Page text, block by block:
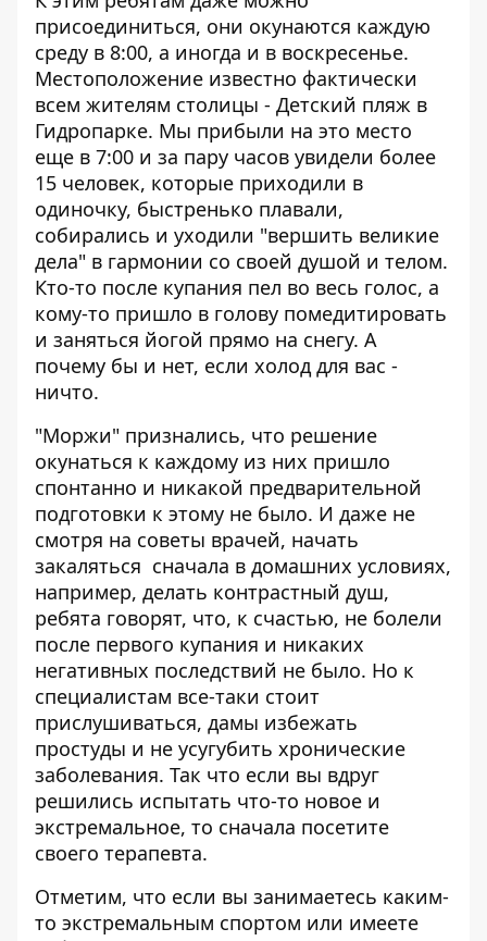
присоединиться, они окунаются каждую
среду в 8:00, а иногда и в воскресенье.
Местоположение известно фактически
всем жителям столицы - Детский пляж в
Гидропарке. Мы прибыли на это место
еще в 7:00 и за пару часов увидели более
15 человек, которые приходили в
одиночку, быстренько плавали,
собирались и уходили "вершить великие
дела" в гармонии со своей душой и телом.
Кто-то после купания пел во весь голос, а
кому-то пришло в голову помедитировать
и заняться йогой прямо на снегу. А
почему бы и нет, если холод для вас -
ничто.
"Моржи" признались, что решение
окунаться к каждому из них пришло
спонтанно и никакой предварительной
подготовки к этому не было. И даже не
смотря на советы врачей, начать
закаляться сначала в домашних условиях,
например, делать контрастный душ,
ребята говорят, что, к счастью, не болели
после первого купания и никаких
негативных последствий не было. Но к
специалистам все-таки стоит
прислушиваться, дамы избежать
простуды и не усугубить хронические
заболевания. Так что если вы вдруг
решились испытать что-то новое и
экстремальное, то сначала посетите
своего терапевта.
Отметим, что если вы занимаетесь каким-
то экстремальным спортом или имеете